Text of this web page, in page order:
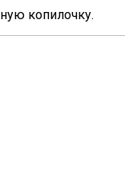
копилочку.